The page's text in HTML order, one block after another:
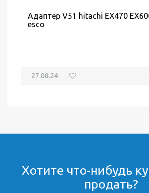
Адаптер V51 hitachi EX470
esco
27.08.24
Хотите что-нибудь
продать?